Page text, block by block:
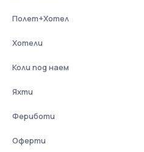
Полет+Хотел
Хотели
Коли под наем
Яхти
Фериботи
Оферти